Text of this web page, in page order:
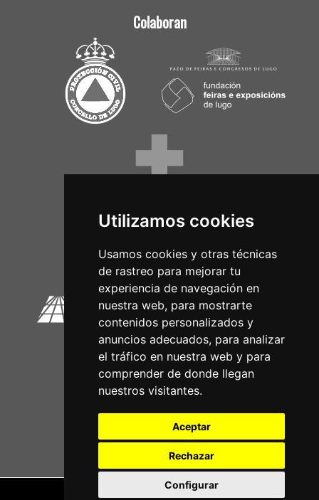
Utilizamos cookies
Usamos cookies y otras técnicas
de rastreo para mejorar tu
experiencia de navegación en
nuestra web, para mostrarte
contenidos personalizados y
anuncios adecuados, para analizar
el tráfico en nuestra web y para
comprender de donde llegan
nuestros visitantes.
Aceptar
Rechazar
Configurar
Colaboran
Circuitos Oficiais
Nota legal|Política de privacidade